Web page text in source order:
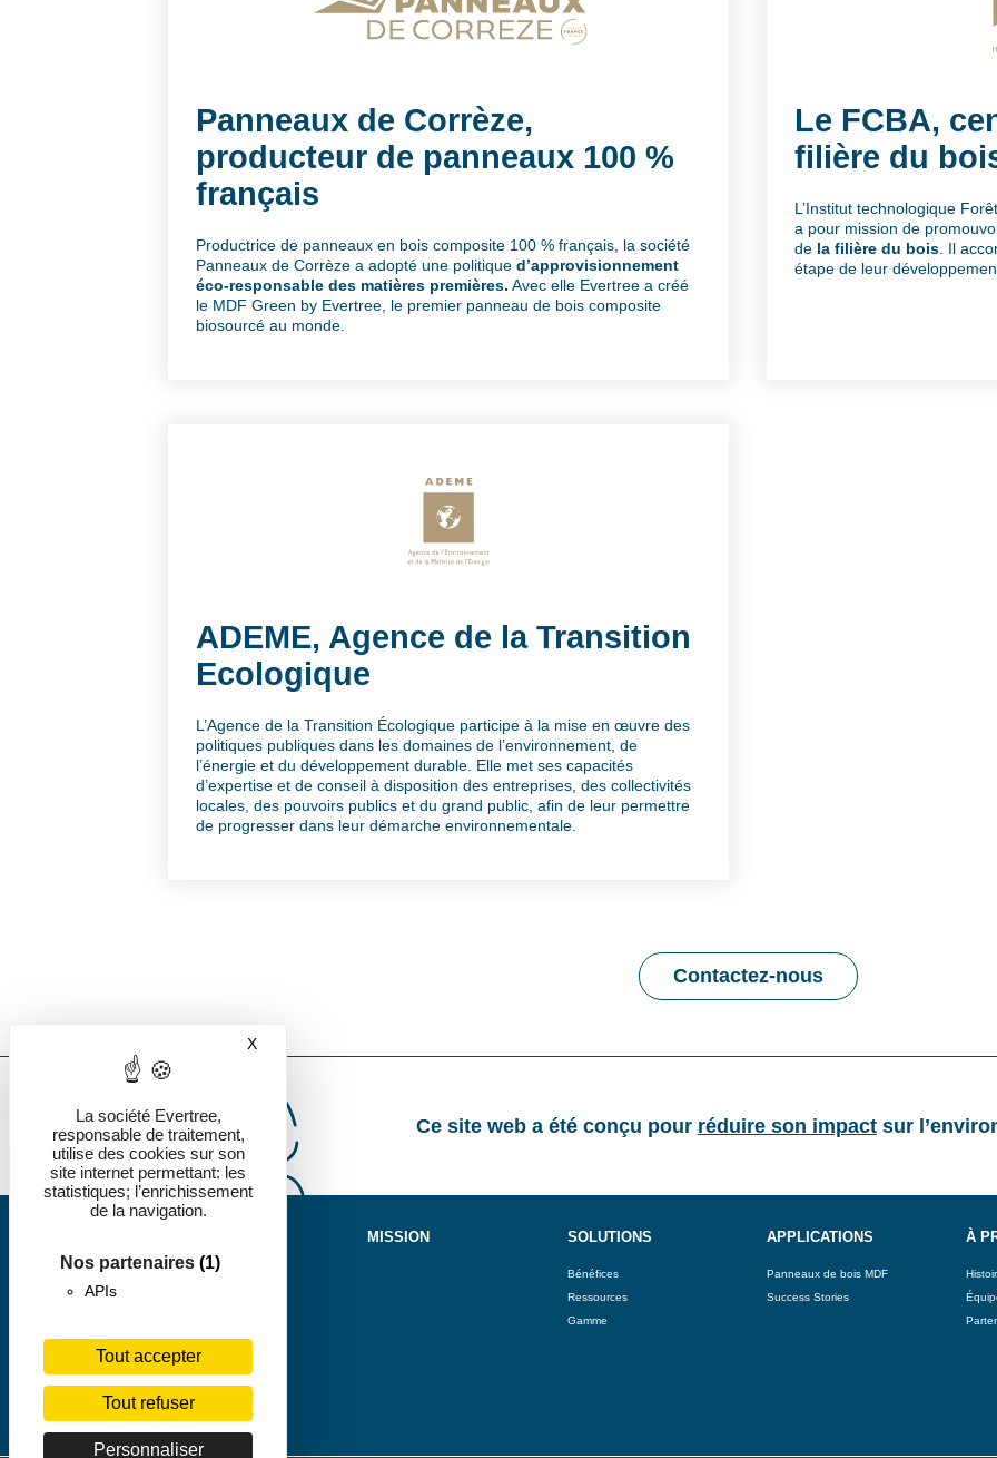
La société Evertree,
responsable de traitement,
utilise des cookies sur son
site internet permettant: les
statistiques; l’enrichissement
de la navigation.
Nos partenaires (1)
APIs
Tout accepter
Tout refuser
Personnaliser
X
Panneaux de Corrèze,
producteur de panneaux 100 %
français
Productrice de panneaux en bois composite 100 % français, la société
Panneaux de Corrèze a adopté une politiqued’approvisionnement
éco-responsable des matières premières. Avec elle Evertree a créé
le MDF Green by Evertree, le premier panneau de bois composite
biosourcé au monde.
Le FCBA,
filière du
L’Institut technologique
a pour mission de
de la filière du bois. Il
étape de leur
ADEME, Agence de la Transition
Ecologique
L’Agence de la Transition Écologique participe à la mise en œuvre des
politiques publiques dans les domaines de l’environnement, de
l’énergie et du développement durable. Elle met ses capacités
d’expertise et de conseil à disposition des entreprises, des collectivités
locales, des pouvoirs publics et du grand public, afin de leur permettre
de progresser dans leur démarche environnementale.
Contactez-nous
Ce site web a été conçu pour réduire son impactsur
Nos carrières ›
MISSION SOLUTIONS
Bénéfices
Ressources
Gamme
APPLICATIONS
Panneaux de bois MDF
Success Stories
À